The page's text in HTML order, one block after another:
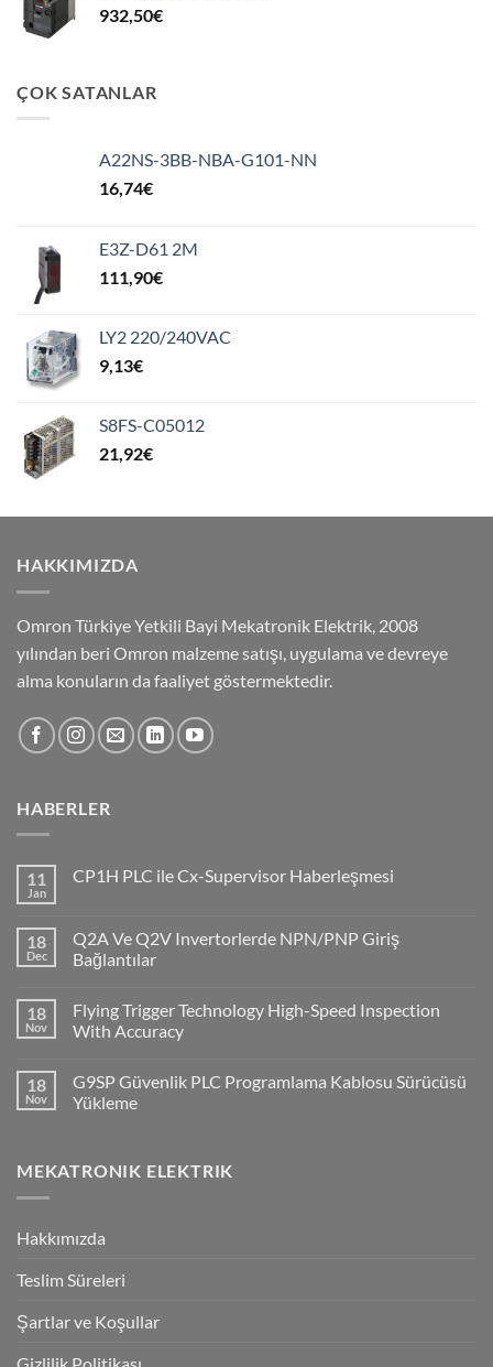
932,50€
ÇOK SATANLAR
A22NS-3BB-NBA-G101-NN
16,74€
E3Z-D61 2M
111,90€
LY2 220/240VAC
9,13€
S8FS-C05012
21,92€
HAKKIMIZDA
Omron Türkiye Yetkili Bayi Mekatronik Elektrik, 2008
yılından beri Omron malzeme satışı, uygulama ve devreye
alma konuların da faaliyet göstermektedir.
HABERLER
11
Jan
CP1H PLC ile Cx-Supervisor Haberleşmesi
CP1H
PLC
ile
Haberleşmesi
18
Dec
Q2A Ve Q2V Invertorlerde NPN/PNP Giriş
Bağlantılar
on
Q2A
Ve
NPN/PNP
Giriş
Bağlantılar
18
Nov
Flying Trigger Technology High-Speed Inspection
With Accuracy
on
Flying
Trigger
Inspection
With
18
Nov
G9SP Güvenlik PLC Programlama Kablosu Sürücüsü
Yükleme
G9SP
Güvenlik
Sürücüsü
MEKATRONIK ELEKTRIK
Hakkımızda
Teslim Süreleri
Şartlar ve Koşullar